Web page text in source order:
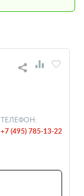
ТЕЛЕФОН:
+7 (495) 785-13-22